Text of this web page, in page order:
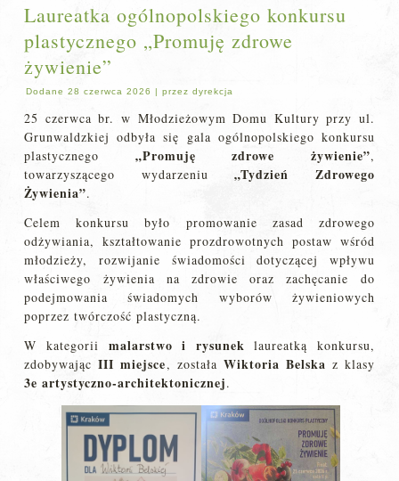
Laureatka ogólnopolskiego konkursu
plastycznego „Promuję zdrowe
żywienie”
Dodane 28 czerwca 2026 |przez dyrekcja
25 czerwca br. w Młodzieżowym Domu Kultury przy ul.
Grunwaldzkiej odbyła się gala ogólnopolskiego konkursu
plastycznego „Promuję zdrowe żywienie”,
towarzyszącego wydarzeniu„Tydzień Zdrowego
Żywienia”.
Celem konkursu było promowanie zasad zdrowego
odżywiania, kształtowanie prozdrowotnych postaw wśród
młodzieży, rozwijanie świadomości dotyczącej wpływu
właściwego żywienia na zdrowie oraz zachęcanie do
podejmowania świadomych wyborów żywieniowych
poprzez twórczość plastyczną.
W kategorii malarstwo i rysunek laureatką konkursu,
zdobywającIII miejsce, została Wiktoria Belska z klasy
3e artystyczno-architektonicznej.